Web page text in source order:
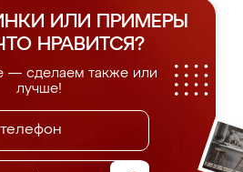
ИЛИ ПРИМЕРЫ
НРАВИТСЯ?
— сделаем также или
лучше!